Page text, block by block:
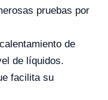
pruebas por
de
de líquidos.
facilita su